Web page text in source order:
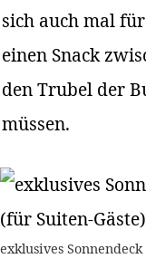
sich auch mal
einen Snack
den Trubel der
müssen.
exklusives